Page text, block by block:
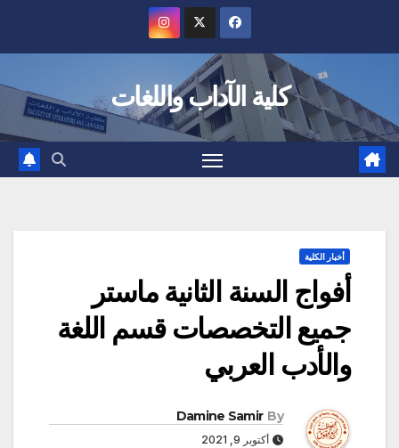
كلية الآداب واللغات
أخبار الكلية
أفواج السنة الثانية ماستر
جميع التخصصات قسم اللغة
والأدب العربي
By
Damine Samir
أكتوبر 9, 2021